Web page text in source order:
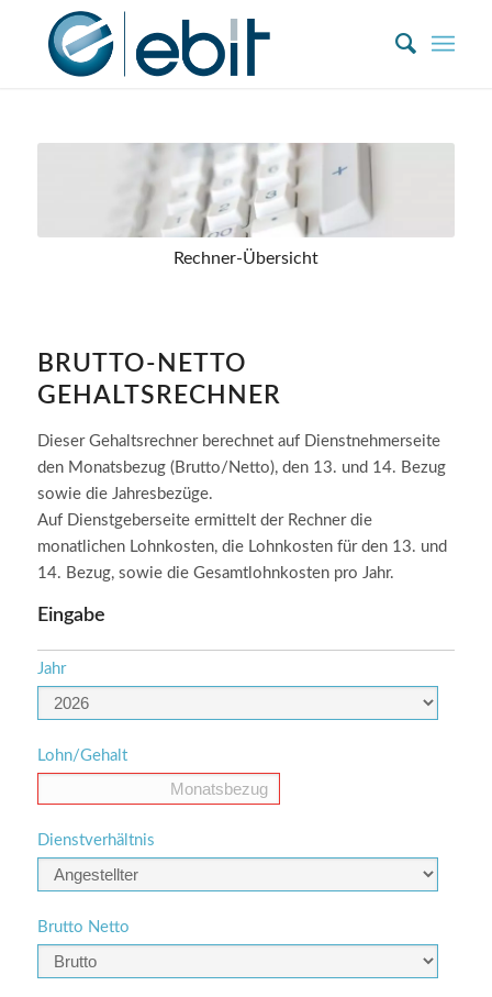
springen
Rechner-Übersicht
BRUTTO-NETTO
GEHALTSRECHNER
Dieser Gehaltsrechner berechnet auf Dienstnehmerseite
den Monatsbezug (Brutto/Netto), den 13. und 14. Bezug
sowie die Jahresbezüge.
Auf Dienstgeberseite ermittelt der Rechner die
monatlichen Lohnkosten, die Lohnkosten für den 13. und
14. Bezug, sowie die Gesamtlohnkosten pro Jahr.
Eingabe
Jahr
Lohn/Gehalt
Dienstverhältnis
Brutto Netto